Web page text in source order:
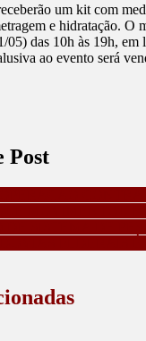
um kit com
e hidratação. O
05) das 10h às 19h, em
ao evento será
Post